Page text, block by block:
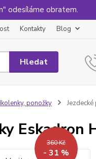
odesíláme obratem.
Kontakty Blog
Hledat
ponožky
360 Kč
- 31 %